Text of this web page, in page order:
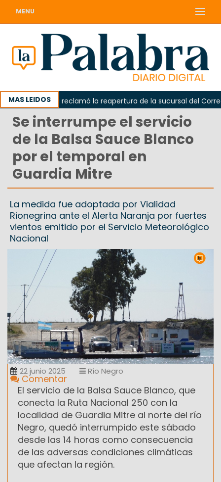
MENU
MAS LEIDOS
Odarda reclamó la reapertura de la sucursal del Correo
Se interrumpe el servicio
de la Balsa Sauce Blanco
por el temporal en
Guardia Mitre
La medida fue adoptada por Vialidad
Rionegrina ante el Alerta Naranja por fuertes
vientos emitido por el Servicio Meteorológico
Nacional
22 junio 2025 Río Negro
Comentar
El servicio de la Balsa Sauce Blanco, que
conecta la Ruta Nacional 250 con la
localidad de Guardia Mitre al norte del río
Negro, quedó interrumpido este sábado
desde las 14 horas como consecuencia
de las adversas condiciones climáticas
que afectan la región.